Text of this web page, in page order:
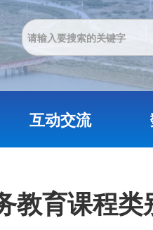
互动交流
教育课程类